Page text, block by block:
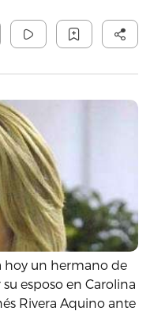
hoy un hermano de
esposo en Carolina
Rivera Aquino ante